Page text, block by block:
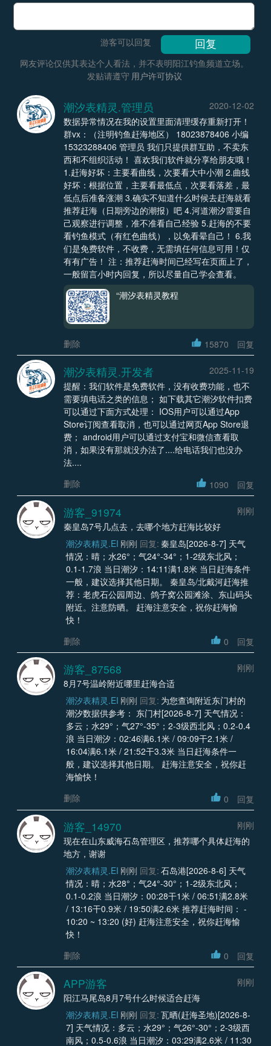
游客可以回复
网友评论仅供其表达个人看法，并不表明阳江钓鱼频道立场。
发贴请遵守 用户许可协议
潮汐表精灵.管理员
2020-12-02
数据异常情况在我的设置里面清理缓存重新打开！
群vx：（注明钓鱼赶海地区） 18023878406 小编
15323288406 管理员 我们只提供群互助，不卖东
西和不组织活动！ 喜欢我们软件就分享给朋友哦！
1.赶海好坏：主要看曲线，次要看大中小潮 2.曲线
好坏：根据位置，主要看最低点，次要看落差，最
低点后准备涨潮 3.确实不知道什么时候去赶海就看
推荐赶海（日期旁边的潮报）吧 4.河道潮汐需要自
己观察进行调整，准不准看自己经验 5.赶海的不要
看钓鱼模式（有红色曲线），以免看晕自己！ 6.我
们是免费软件，不收费，无需填任何信息可用！仅
有有广告！ 注：推荐赶海时间已经写在页面上了，
一般留言小时内回复，所以尽量自己学会查看。
“潮汐表精灵教程
删除 15870 回复
潮汐表精灵.开发者
2025-11-19
提醒：我们软件是免费软件，没有收费功能，也不
需要填电话之类的信息； 如下载其它潮汐软件扣费
可以通过下面方式处理： IOS用户可以通过App
Store订阅查看取消，也可以通过网页App Store退
费； android用户可以通过支付宝和微信查看取
消，如果没有那就没办法了....给电话我们也没办
法....
删除
1090 回复
游客_91974
刚刚
秦皇岛7号几点去，去哪个地方赶海比较好
潮汐表精灵.EI 刚刚 回复: 秦皇岛[2026-8-7] 天气
情况：晴；水26°；气24°-34°；1-2级东北风；
0.1-1.7浪 当日潮汐：14:11满1.8米 当日赶海条件
一般，建议选择其他日期。 秦皇岛/北戴河赶海推
荐：老虎石公园周边、鸽子窝公园滩涂、东山码头
附近。注意防晒。 赶海注意安全，祝你赶海愉
快！
删除
0 回复
游客_87568
刚刚
8月7号温岭附近哪里赶海合适
潮汐表精灵.EI 刚刚 回复: 为您查询附近东门村的
潮汐数据供参考： 东门村[2026-8-7] 天气情况：
多云；水29°；气27°-35°；2-3级西北风；0.2-0.4
浪 当日潮汐：02:46满6.1米 / 09:09干2.1米 /
16:04满6.1米 / 21:52干3.3米 当日赶海条件一
般，建议选择其他日期。 赶海注意安全，祝你赶
海愉快！
删除
0 回复
游客_14970
刚刚
现在在山东威海石岛管理区，推荐哪个具体赶海的
地方，谢谢
潮汐表精灵.EI 刚刚 回复: 石岛港[2026-8-6] 天气
情况：晴；水28°；气24°-30°；1-2级东北风；
0.1-0.2浪 当日潮汐：00:28干1米 / 06:51满2.8米
/ 13:16干0.9米 / 19:50满2.6米 推荐赶海时间： -
10:20 ~ 13:20 (好) 赶海注意安全，祝你赶海愉
快！
删除
0 回复
APP游客
刚刚
阳江马尾岛8月7号什么时候适合赶海
潮汐表精灵.EI 刚刚 回复: 瓦晒(赶海圣地)[2026-8-
7] 天气情况：多云；水29°；气26°-30°；2-3级西
南风；0.5-0.6浪 当日潮汐：03:29满2.6米 / 11:30